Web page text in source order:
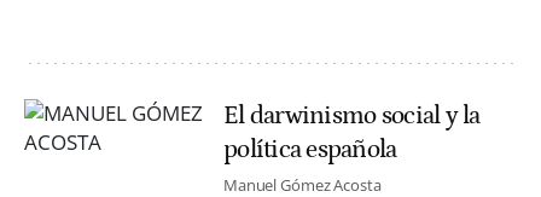
El darwinismo social y la
política española
Manuel Gómez Acosta